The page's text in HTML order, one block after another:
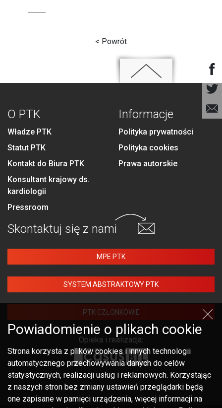
< Powrót
O PTK
Władze PTK
Statut PTK
Kontakt do Biura PTK
Konsultant krajowy ds.
kardiologii
Pressroom
Informacje
Polityka prywatności
Polityka cookies
Prawa autorskie
Skontaktuj się z nami
MPE PTK
SYSTEM ABSTRAKTOWY PTK
PTK CZŁONKOWIE
Opieka i realizacja:
Powiadomienie o plikach cookie
Strona korzysta z plików cookies i innych technologii
automatycznego przechowywania danych do celów
statystycznych, realizacji usług i reklamowych. Korzystając
z naszych stron bez zmiany ustawień przeglądarki będą
one zapisane w pamięci urządzenia, więcej informacji na